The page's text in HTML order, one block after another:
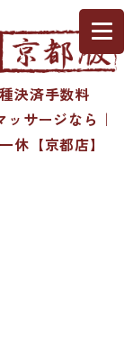
決済手数料
ージなら｜
休【京都店】